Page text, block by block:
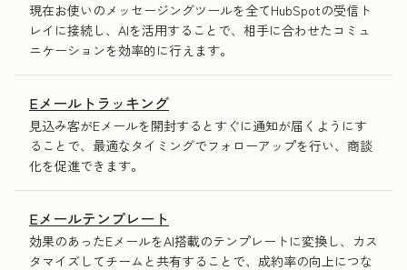
現在お使いのメッセージングツールを全てHubSpotの受信ト
レイに接続し、AIを活用することで、相手に合わせたコミュ
ニケーションを効率的に行えます。
Eメールトラッキング
見込み客がEメールを開封するとすぐに通知が届くようにす
ることで、最適なタイミングでフォローアップを行い、商談
化を促進できます。
Eメールテンプレート
効果のあったEメールをAI搭載のテンプレートに変換し、カス
タマイズしてチームと共有することで、成約率の向上につな